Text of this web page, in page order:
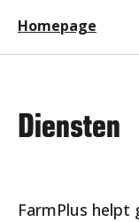
Homepage
Diensten
FarmPlus helpt